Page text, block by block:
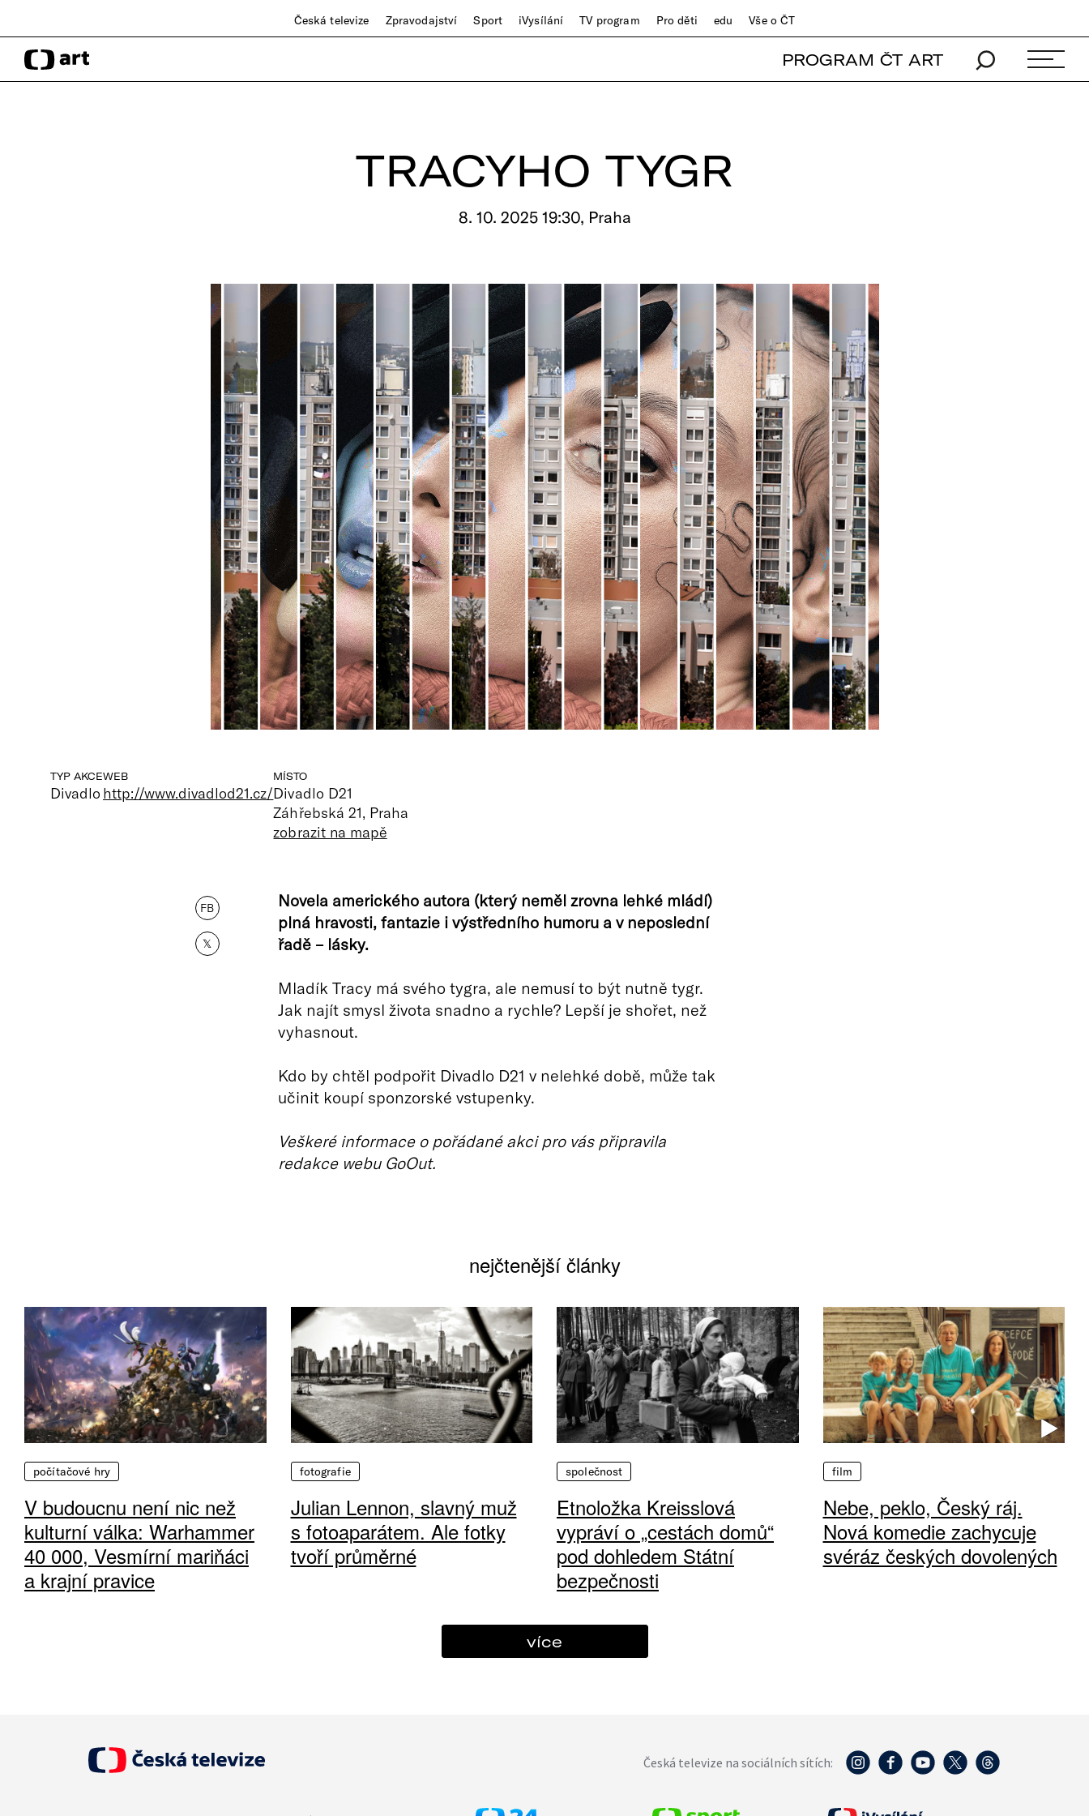
Česká televize Zpravodajství Sport iVysílání TV program Pro děti edu Vše o ČT
PROGRAM ČT ART
TRACYHO TYGR
8. 10. 2025 19:30, Praha
TYP AKCE
Divadlo
WEB
http://www.divadlod21.cz/
MÍSTO
Divadlo D21
Záhřebská 21, Praha
zobrazit na mapě
FB
𝕏
Novela amerického autora (který neměl zrovna lehké mládí)
plná hravosti, fantazie i výstředního humoru a v neposlední
řadě – lásky.
Mladík Tracy má svého tygra, ale nemusí to být nutně tygr.
Jak najít smysl života snadno a rychle? Lepší je shořet, než
vyhasnout.
Kdo by chtěl podpořit Divadlo D21 v nelehké době, může tak
učinit koupí sponzorské vstupenky.
Veškeré informace o pořádané akci pro vás připravila
redakce webu GoOut.
nejčtenější články
počítačové hry
V budoucnu není nic než
kulturní válka: Warhammer
40 000, Vesmírní mariňáci
a krajní pravice
fotografie
Julian Lennon, slavný muž
s fotoaparátem. Ale fotky
tvoří průměrné
společnost
Etnoložka Kreisslová
vypráví o „cestách domů“
pod dohledem Státní
bezpečnosti
film
Nebe, peklo, Český ráj.
Nová komedie zachycuje
svéráz českých dovolených
více
Česká televize na sociálních sítích: